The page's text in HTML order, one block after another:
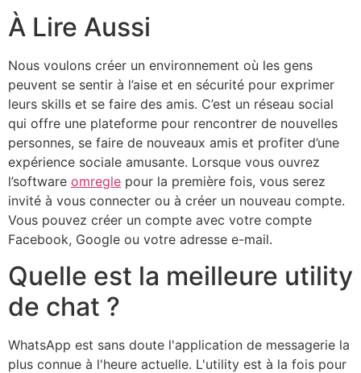
À Lire Aussi
Nous voulons créer un environnement où les gens
peuvent se sentir à l’aise et en sécurité pour exprimer
leurs skills et se faire des amis. C’est un réseau social
qui offre une plateforme pour rencontrer de nouvelles
personnes, se faire de nouveaux amis et profiter d’une
expérience sociale amusante. Lorsque vous ouvrez
l’software omregle pour la première fois, vous serez
invité à vous connecter ou à créer un nouveau compte.
Vous pouvez créer un compte avec votre compte
Facebook, Google ou votre adresse e-mail.
Quelle est la meilleure utility
de chat ?
WhatsApp est sans doute l'application de messagerie la
plus connue à l'heure actuelle. L'utility est à la fois pour